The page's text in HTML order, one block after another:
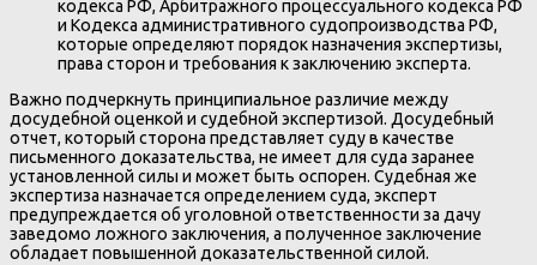
кодекса РФ, Арбитражного процессуального кодекса РФ
и Кодекса административного судопроизводства РФ,
которые определяют порядок назначения экспертизы,
права сторон и требования к заключению эксперта.
Важно подчеркнуть принципиальное различие между
досудебной оценкой и судебной экспертизой. Досудебный
отчет, который сторона представляет суду в качестве
письменного доказательства, не имеет для суда заранее
установленной силы и может быть оспорен. Судебная же
экспертиза назначается определением суда, эксперт
предупреждается об уголовной ответственности за дачу
заведомо ложного заключения, а полученное заключение
обладает повышенной доказательственной силой.